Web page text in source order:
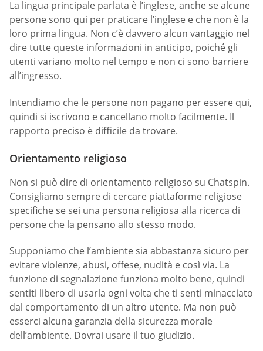
La lingua principale parlata è l’inglese, anche se alcune
persone sono qui per praticare l’inglese e che non è la
loro prima lingua. Non c’è davvero alcun vantaggio nel
dire tutte queste informazioni in anticipo, poiché gli
utenti variano molto nel tempo e non ci sono barriere
all’ingresso.
Intendiamo che le persone non pagano per essere qui,
quindi si iscrivono e cancellano molto facilmente. Il
rapporto preciso è difficile da trovare.
Orientamento religioso
Non si può dire di orientamento religioso su Chatspin.
Consigliamo sempre di cercare piattaforme religiose
specifiche se sei una persona religiosa alla ricerca di
persone che la pensano allo stesso modo.
Supponiamo che l’ambiente sia abbastanza sicuro per
evitare violenze, abusi, offese, nudità e così via. La
funzione di segnalazione funziona molto bene, quindi
sentiti libero di usarla ogni volta che ti senti minacciato
dal comportamento di un altro utente. Ma non può
esserci alcuna garanzia della sicurezza morale
dell’ambiente. Dovrai usare il tuo giudizio.